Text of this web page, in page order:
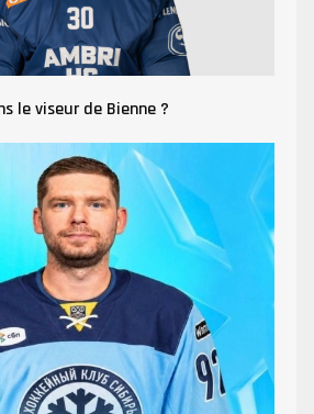
le viseur de Bienne ?